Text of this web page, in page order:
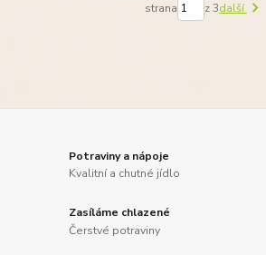
strana z 3další
Potraviny a nápoje
Kvalitní a chutné jídlo
Zasíláme chlazené
Čerstvé potraviny